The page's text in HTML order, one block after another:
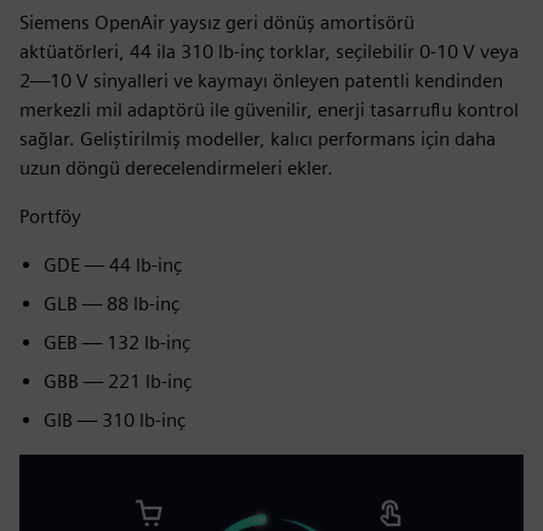
Siemens OpenAir yaysız geri dönüş amortisörü
aktüatörleri, 44 ila 310 lb‑inç torklar, seçilebilir 0-10 V veya
2—10 V sinyalleri ve kaymayı önleyen patentli kendinden
merkezli mil adaptörü ile güvenilir, enerji tasarruflu kontrol
sağlar. Geliştirilmiş modeller, kalıcı performans için daha
uzun döngü derecelendirmeleri ekler.
Portföy
GDE — 44 lb‑inç
GLB — 88 lb‑inç
GEB — 132 lb‑inç
GBB — 221 lb‑inç
GIB — 310 lb‑inç